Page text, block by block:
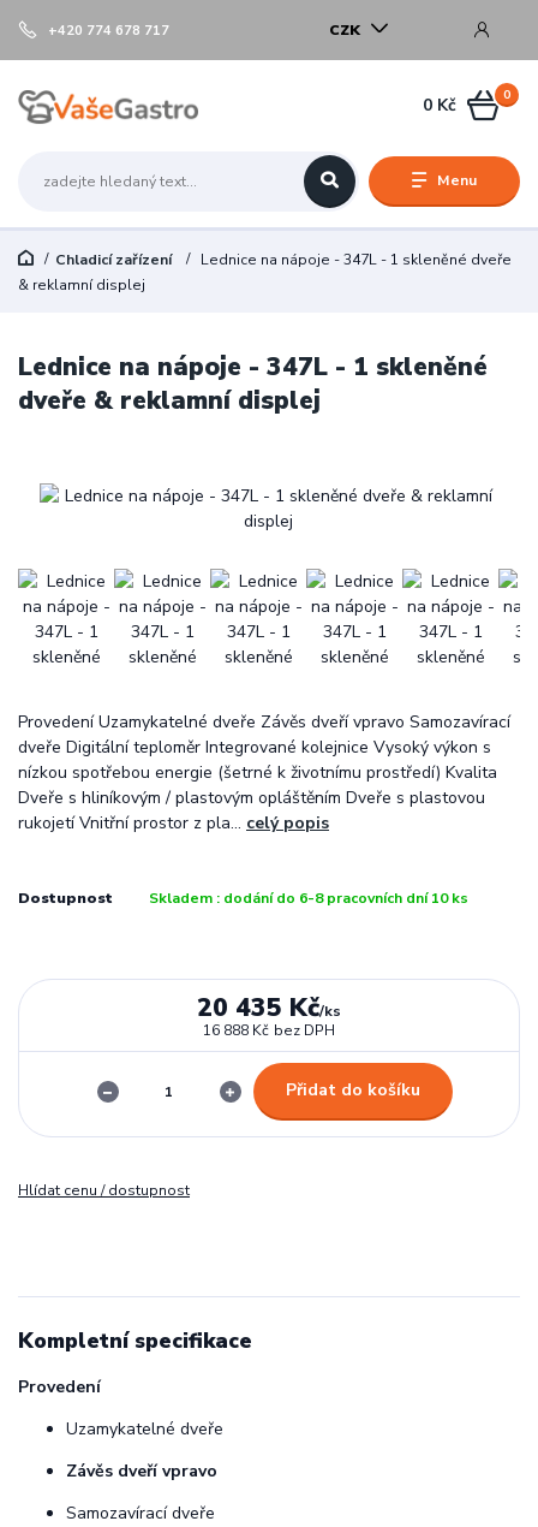
Menu
CZK
+420 774 678 717
0
0 Kč
Chladicí zařízení
Lednice na nápoje - 347L - 1 skleněné dveře
& reklamní displej
Lednice na nápoje - 347L - 1 skleněné
dveře & reklamní displej
Provedení Uzamykatelné dveře Závěs dveří vpravo Samozavírací
dveře Digitální teploměr Integrované kolejnice Vysoký výkon s
nízkou spotřebou energie (šetrné k životnímu prostředí) Kvalita
Dveře s hliníkovým / plastovým opláštěním Dveře s plastovou
rukojetí Vnitřní prostor z pla... celý popis
Dostupnost Skladem : dodání do 6-8 pracovních dní 10 ks
20 435 Kč/ks
16 888 Kč bez DPH
Přidat do košíku
Hlídat cenu / dostupnost
Kompletní specifikace
Provedení
Uzamykatelné dveře
Závěs dveří vpravo
Samozavírací dveře